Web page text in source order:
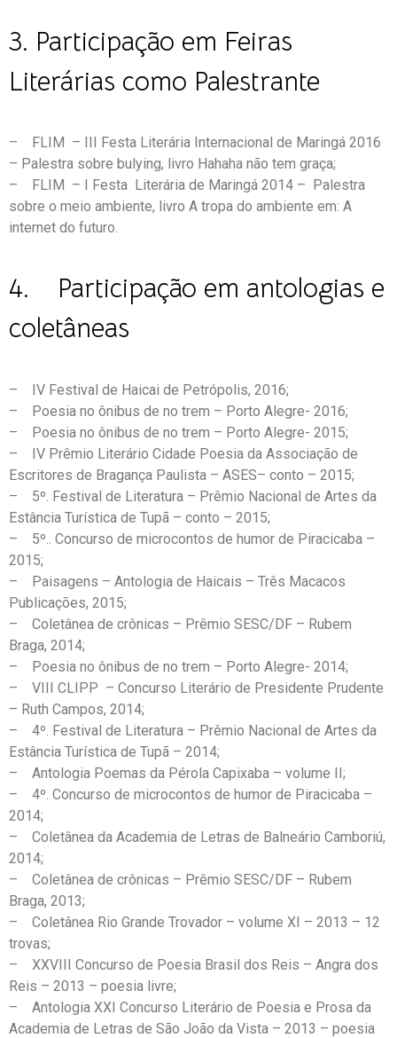
3. Participação em Feiras
Literárias como Palestrante
– FLIM – III Festa Literária Internacional de Maringá 2016
– Palestra sobre bulying, livro Hahaha não tem graça;
– FLIM – I Festa Literária de Maringá 2014 – Palestra
sobre o meio ambiente, livro A tropa do ambiente em: A
internet do futuro.
4. Participação em antologias e
coletâneas
– IV Festival de Haicai de Petrópolis, 2016;
– Poesia no ônibus de no trem – Porto Alegre- 2016;
– Poesia no ônibus de no trem – Porto Alegre- 2015;
– IV Prêmio Literário Cidade Poesia da Associação de
Escritores de Bragança Paulista – ASES– conto – 2015;
– 5º. Festival de Literatura – Prêmio Nacional de Artes da
Estância Turística de Tupã – conto – 2015;
– 5º.. Concurso de microcontos de humor de Piracicaba –
2015;
– Paisagens – Antologia de Haicais – Três Macacos
Publicações, 2015;
– Coletânea de crônicas – Prêmio SESC/DF – Rubem
Braga, 2014;
– Poesia no ônibus de no trem – Porto Alegre- 2014;
– VIII CLIPP – Concurso Literário de Presidente Prudente
– Ruth Campos, 2014;
– 4º. Festival de Literatura – Prêmio Nacional de Artes da
Estância Turística de Tupã – 2014;
– Antologia Poemas da Pérola Capixaba – volume II;
– 4º. Concurso de microcontos de humor de Piracicaba –
2014;
– Coletânea da Academia de Letras de Balneário Camboriú,
2014;
– Coletânea de crônicas – Prêmio SESC/DF – Rubem
Braga, 2013;
– Coletânea Rio Grande Trovador – volume XI – 2013 – 12
trovas;
– XXVIII Concurso de Poesia Brasil dos Reis – Angra dos
Reis – 2013 – poesia livre;
– Antologia XXI Concurso Literário de Poesia e Prosa da
Academia de Letras de São João da Vista – 2013 – poesia